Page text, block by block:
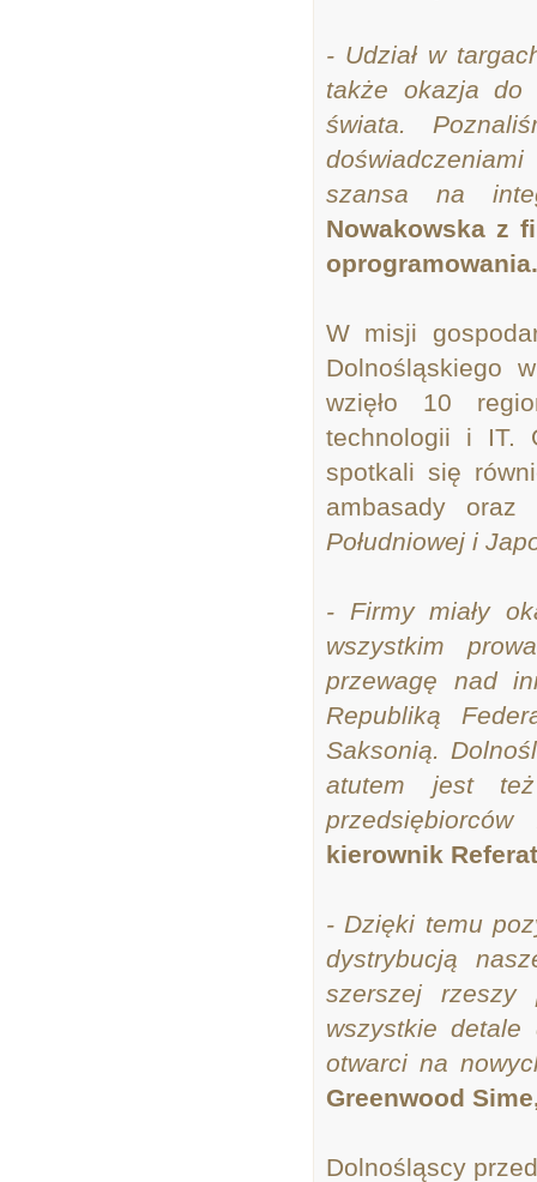
- Udział w
także okazja do
świata.
szansa na
Nowakowska z
oprogramowania.
W misji
Dolnośląskiego
wzięło 10
technologii i IT.
spotkali się
ambasady
Południowej i
- Firmy miały
wszystkim
przewagę nad
Republiką
Saksonią.
atutem jest
kierownik
- Dzięki temu
dystrybucją
szerszej rzeszy
wszystkie detale
otwarci na
Greenwood
Dolnośląscy